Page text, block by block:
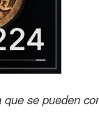
se pueden